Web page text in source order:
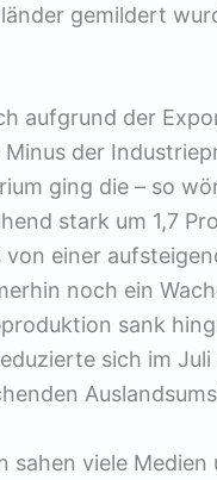
gemildert
aufgrund der
der
ging die – so
stark um 1,7
einer
noch ein
sank
sich im
sahen viele